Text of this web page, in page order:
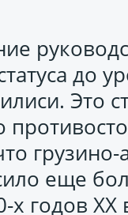
до
Это
еще
х годов